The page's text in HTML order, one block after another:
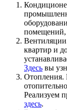
квартир и
Здесь вы
Отопления.
Реализуем
здесь.